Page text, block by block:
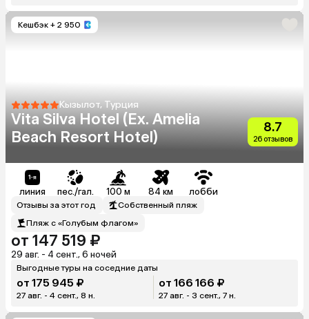
Кешбэк + 2 950
Кызылот, Турция
Vita Silva Hotel (Ex. Amelia
Beach Resort Hotel)
8.7
26 отзывов
линия пес./гал. 100 м 84 км лобби
Отзывы за этот год
Собственный пляж
Пляж с «Голубым флагом»
от 147 519 ₽
29 авг. - 4 сент., 6 ночей
Выгодные туры на соседние даты
от 175 945 ₽
27 авг. - 4 сент., 8 н.
от 166 166 ₽
27 авг. - 3 сент., 7 н.